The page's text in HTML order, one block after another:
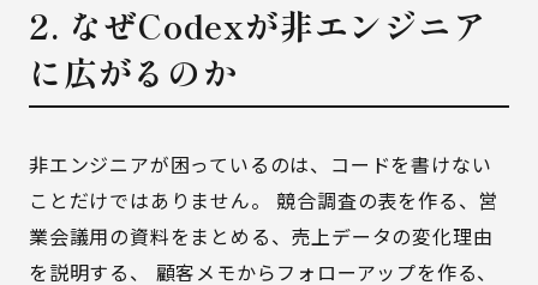
2. なぜCodexが非エンジニア
に広がるのか
非エンジニアが困っているのは、コードを書けない
ことだけではありません。 競合調査の表を作る、営
業会議用の資料をまとめる、売上データの変化理由
を説明する、 顧客メモからフォローアップを作る、